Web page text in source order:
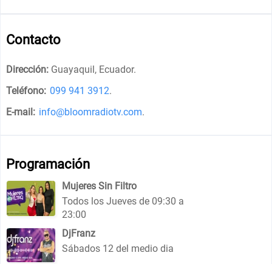
Contacto
Dirección: Guayaquil, Ecuador.
Teléfono: 099 941 3912.
E-mail: info@bloomradiotv.com.
Programación
Mujeres Sin Filtro
Todos los Jueves de 09:30 a
23:00
DjFranz
Sábados 12 del medio dia